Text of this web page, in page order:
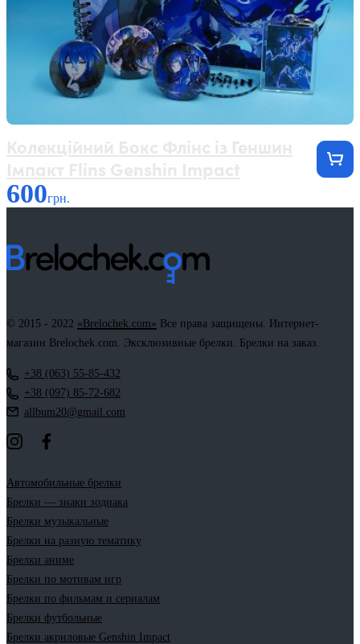
600грн.
© 2015 - 2022 «Brelochek.com» Все права защищены. Интернет-
магазин Brelochek.com. Эксклюзивные брелки. Брелки на заказ.
+38 (063) 55-85-432
+38 (097) 85-72-682
allbum20@gmail.com
Автомобильные брелки
Брелки — знаки зодиака
Брелки музыкальные
Брелки на разную тематику
Брелки аниме
Брелки по мотивам игр
Брелки по фильмам и сериалам
Брелки футбольные
Брелки акриловые Genshin Impact